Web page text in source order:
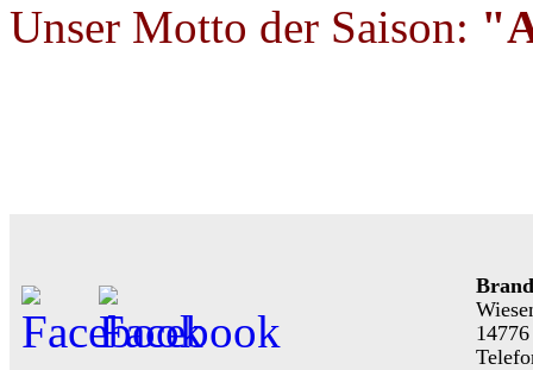
Unser Motto der Saison: